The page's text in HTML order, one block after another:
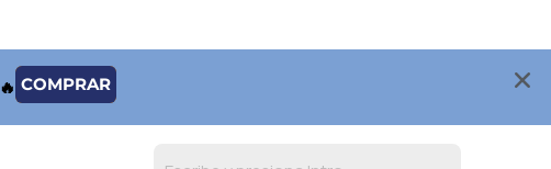
🔥 COMPRAR